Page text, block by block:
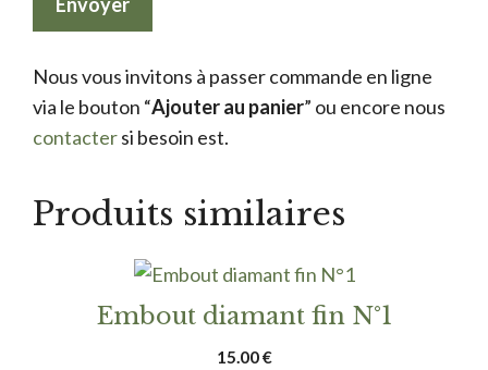
Nous vous invitons à passer commande en ligne
via le bouton “Ajouter au panier” ou encore nous
contactersi besoin est.
Produits similaires
Embout diamant fin N°1
15.00€